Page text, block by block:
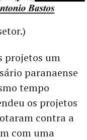
projetos um
paranaense
tempo
os projetos
contra a
com uma